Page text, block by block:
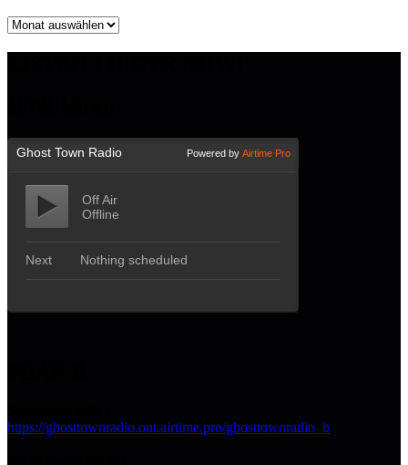
Archiv
https://ghosttownradio.out.airtime.pro/ghosttownradio_b